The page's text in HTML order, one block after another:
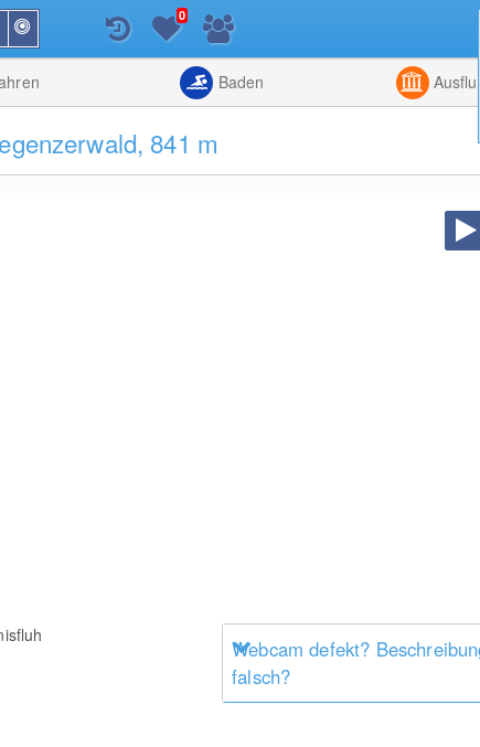
der
Suchen
Listenansicht
0
Baden
841 m
Webcam defekt?
falsch?